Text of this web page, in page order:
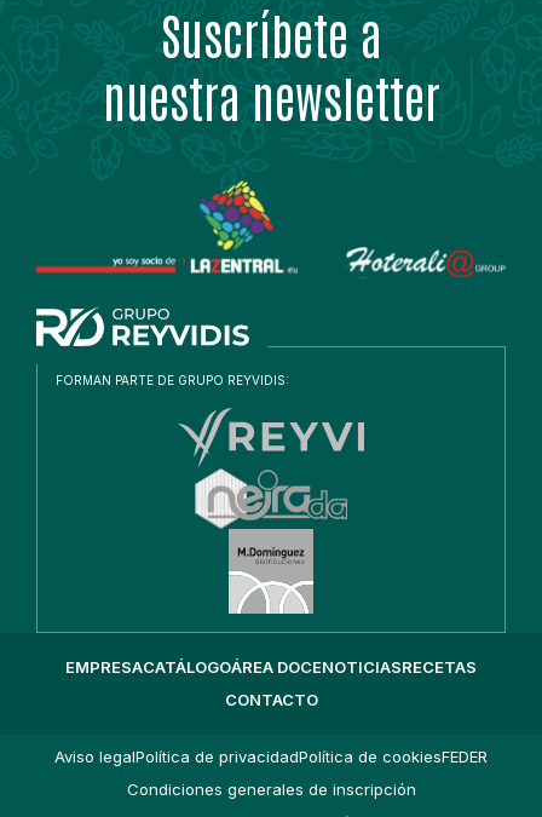
Suscríbete a
nuestra newsletter
EMPRESACATÁLOGOÁREA DOCENOTICIASRECETAS
CONTACTO
Aviso legalPolítica de privacidadPolítica de cookiesFEDER
Condiciones generales de inscripción